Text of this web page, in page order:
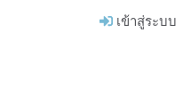
เข้าสู่ระบบ